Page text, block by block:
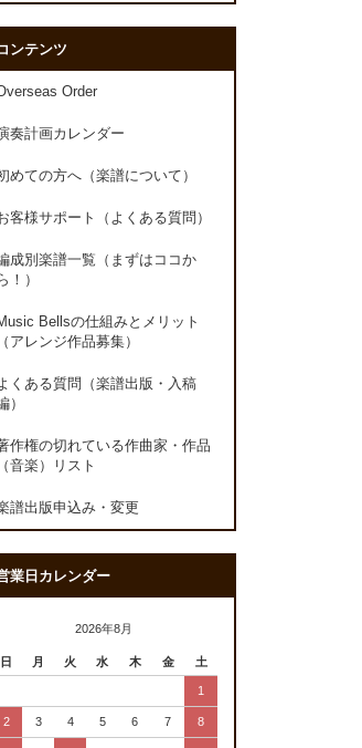
ンテンツ
Order
奏計画カレンダー
めての方へ（楽譜について）
客様サポート（よくある質問）
成別楽譜一覧（まずはココか
！）
Bellsの仕組みとメリット
（アレンジ作品募集）
くある質問（楽譜出版・入稿
）
作権の切れている作曲家・作品
（音楽）リスト
譜出版申込み・変更
業日カレンダー
2026年8月
日 月 火 水 木 金 土
1
2 3 4 5 6 7 8